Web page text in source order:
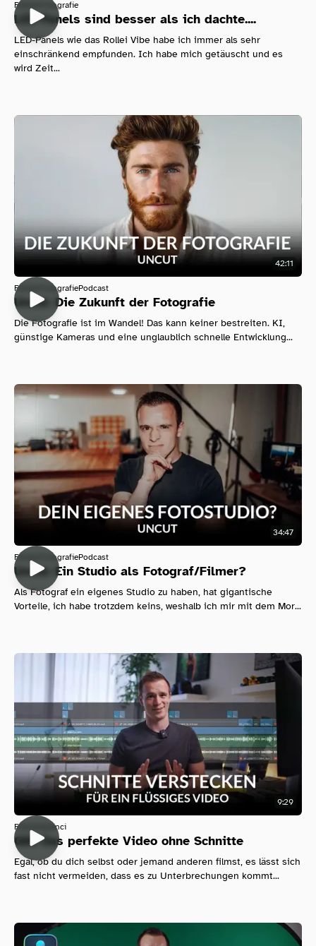
Filmen Fotografie
LED Panels sind besser als ich dachte....
LED-Panels wie das Rollei Vibe habe ich immer als sehr
einschränkend empfunden. Ich habe mich getäuscht und es
wird Zeit...
42:11
Filmen FotografiePodcast
Uncut: Die Zukunft der Fotografie
Die Fotografie ist im Wandel! Das kann keiner bestreiten. KI,
günstige Kameras und eine unglaublich schnelle Entwicklung...
34:47
Filmen FotografiePodcast
Uncut: Ein Studio als Fotograf/Filmer?
Als Fotograf ein eigenes Studio zu haben, hat gigantische
Vorteile, ich habe trotzdem keins, weshalb ich mir mit dem Mor...
9:29
Filmen Davinci
QM: Das perfekte Video ohne Schnitte
Egal, ob du dich selbst oder jemand anderen filmst, es lässt sich
fast nicht vermeiden, dass es zu Unterbrechungen kommt...